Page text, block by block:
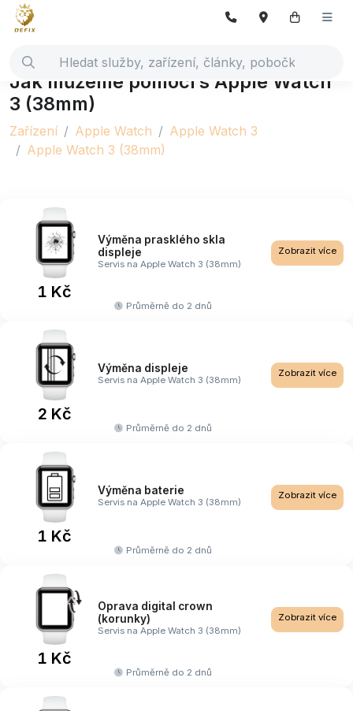
Jak můžeme pomoci s Apple Watch
3 (38mm)
Zařízení Apple Watch
Apple Watch 3
Apple Watch 3 (38mm)
1 Kč
Výměna prasklého skla
displeje
Servis na Apple Watch 3 (38mm)
Průměrně do 2 dnů
Zobrazit více
2 Kč
Výměna displeje
Servis na Apple Watch 3 (38mm)
Průměrně do 2 dnů
Zobrazit více
1 Kč
Výměna baterie
Servis na Apple Watch 3 (38mm)
Průměrně do 2 dnů
Zobrazit více
1 Kč
Oprava digital crown
(korunky)
Servis na Apple Watch 3 (38mm)
Průměrně do 2 dnů
Zobrazit více